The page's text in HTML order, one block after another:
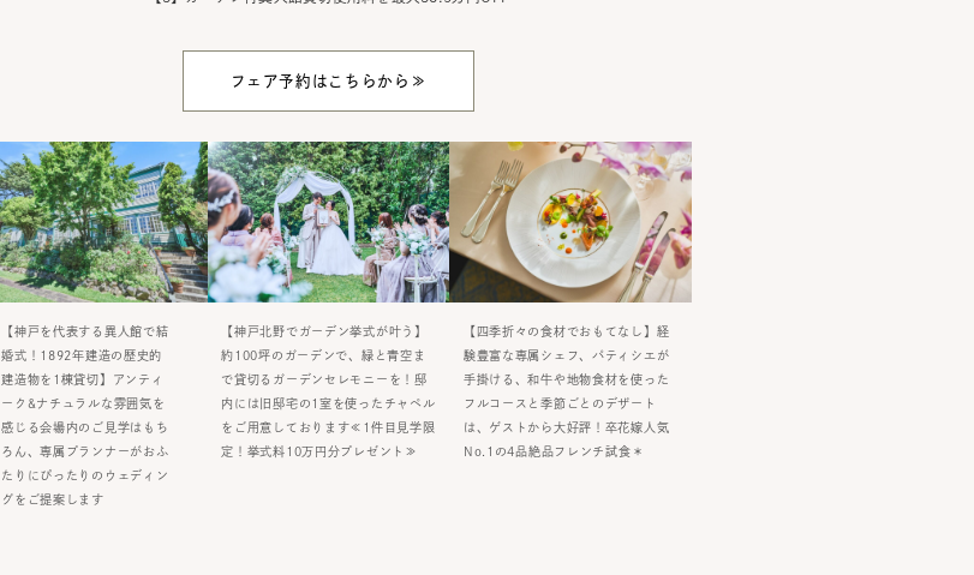
フェア予約はこちらから≫
【神戸を代表する異人館で結
婚式！1892年建造の歴史的
建造物を1棟貸切】アンティ
ーク&ナチュラルな雰囲気を
感じる会場内のご見学はもち
ろん、専属プランナーがおふ
たりにぴったりのウェディン
グをご提案します
【神戸北野でガーデン挙式が叶う】
約100坪のガーデンで、緑と青空ま
で貸切るガーデンセレモニーを！邸
内には旧邸宅の1室を使ったチャペル
をご用意しております≪1件目見学限
定！挙式料10万円分プレゼント≫
【四季折々の食材でおもてなし】経
験豊富な専属シェフ、パティシエが
手掛ける、和牛や地物食材を使った
フルコースと季節ごとのデザート
は、ゲストから大好評！卒花嫁人気
No.1の4品絶品フレンチ試食＊